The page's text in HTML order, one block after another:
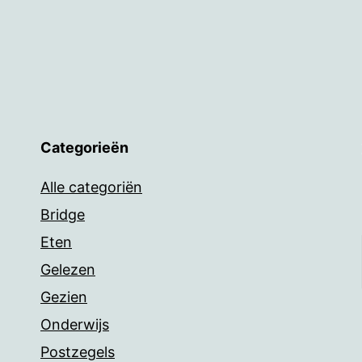
Categorieën
Alle categoriën
Bridge
Eten
Gelezen
Gezien
Onderwijs
Postzegels